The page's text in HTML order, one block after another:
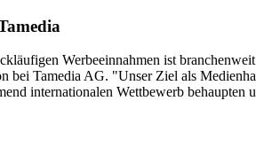
Werbeeinnahmen ist
bei Tamedia AG. "Unser Ziel als
internationalen Wettbewerb